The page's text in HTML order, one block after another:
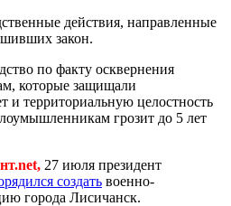
действия, направленные
закон.
по факту осквернения
которые защищали
и территориальную целостность
грозит до 5 лет
27 июля президент
создать военно-
города Лисичанск.